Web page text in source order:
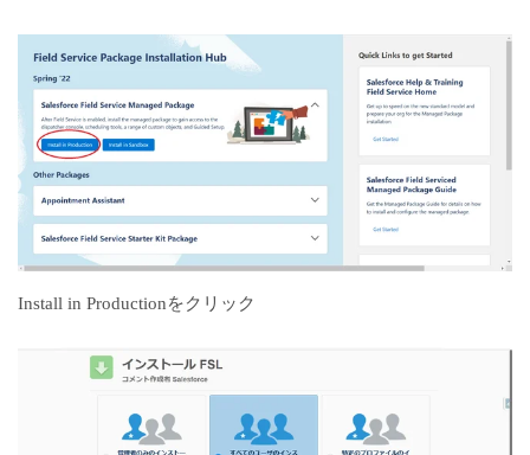
Install in Productionをクリック